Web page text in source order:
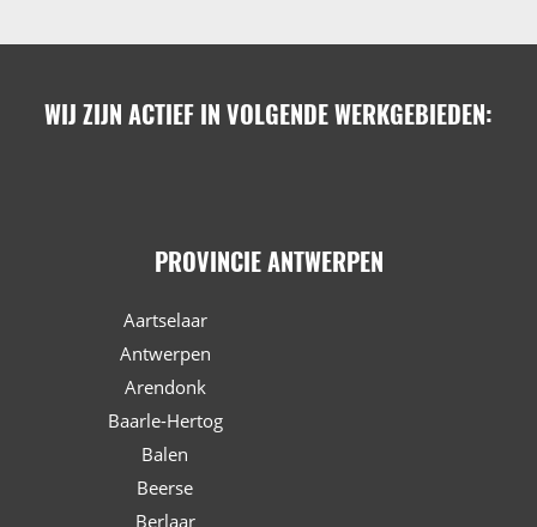
WIJ ZIJN ACTIEF IN VOLGENDE WERKGEBIEDEN:
PROVINCIE ANTWERPEN
Aartselaar
Antwerpen
Arendonk
Baarle-Hertog
Balen
Beerse
Berlaar